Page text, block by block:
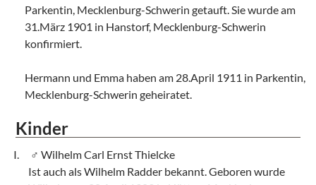
Parkentin, Mecklenburg-Schwerin getauft. Sie wurde am
31.März 1901 in Hanstorf, Mecklenburg-Schwerin
konfirmiert.
Hermann und Emma haben am 28.April 1911 in Parkentin,
Mecklenburg-Schwerin geheiratet.
Kinder
Wilhelm Carl Ernst Thielcke
Ist auch als Wilhelm Radder bekannt. Geboren wurde